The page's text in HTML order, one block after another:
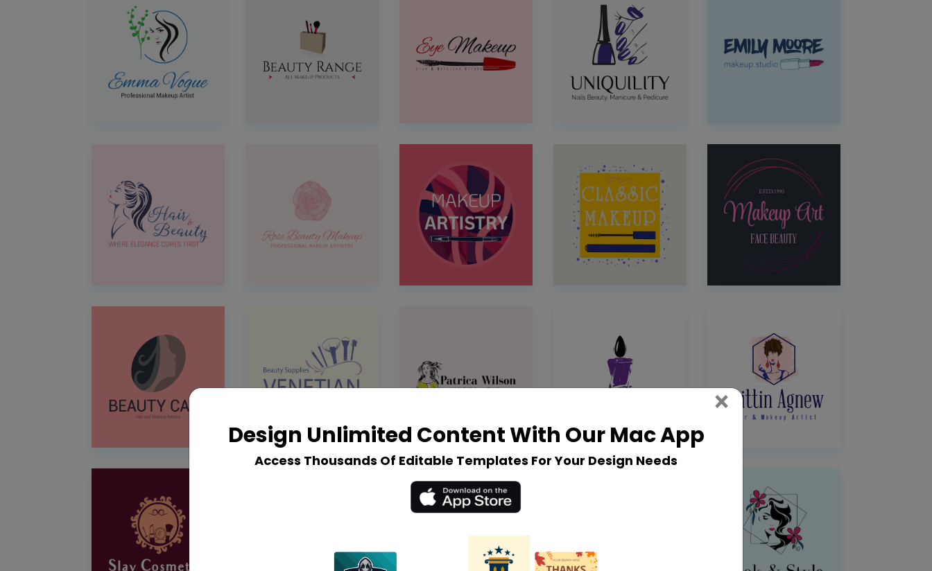
Design Unlimited Content With Our Mac App
Access Thousands Of Editable Templates For Your Design Needs
× Close